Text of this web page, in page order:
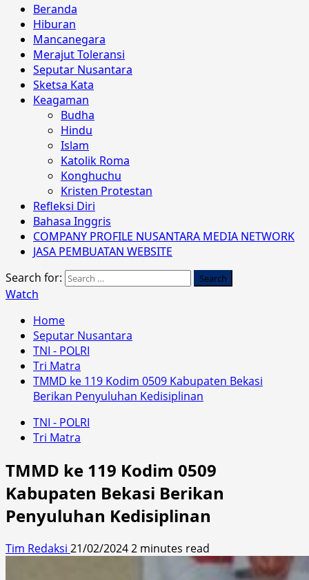
Beranda
Hiburan
Mancanegara
Merajut Toleransi
Seputar Nusantara
Sketsa Kata
Keagaman
Budha
Hindu
Islam
Katolik Roma
Konghuchu
Kristen Protestan
Refleksi Diri
Bahasa Inggris
COMPANY PROFILE NUSANTARA MEDIA NETWORK
JASA PEMBUATAN WEBSITE
Search for:
Watch
Home
Seputar Nusantara
TNI - POLRI
Tri Matra
TMMD ke 119 Kodim 0509 Kabupaten Bekasi
Berikan Penyuluhan Kedisiplinan
TNI - POLRI
Tri Matra
TMMD ke 119 Kodim 0509
Kabupaten Bekasi Berikan
Penyuluhan Kedisiplinan
Tim Redaksi 21/02/20242 minutes read